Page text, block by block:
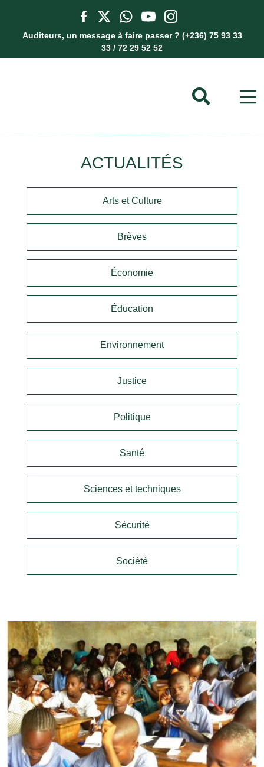
Auditeurs, un message à faire passer ? (+236) 75 93 33
33 / 72 29 52 52
ACTUALITÉS
Arts et Culture
Brèves
Économie
Éducation
Environnement
Justice
Politique
Santé
Sciences et techniques
Sécurité
Société